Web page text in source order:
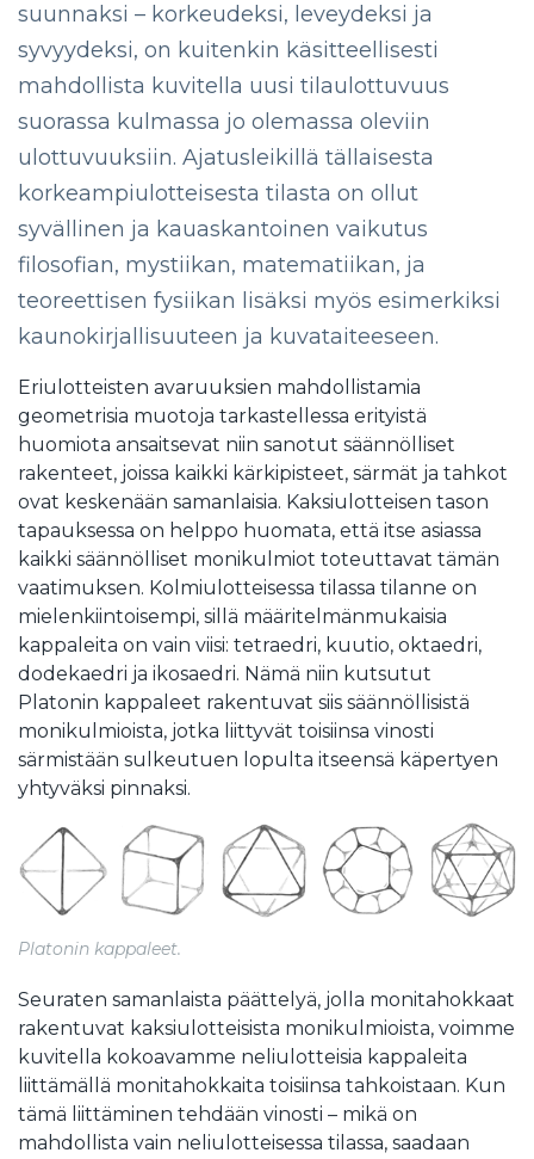
suunnaksi – korkeudeksi, leveydeksi ja
syvyydeksi, on kuitenkin käsitteellisesti
mahdollista kuvitella uusi tilaulottuvuus
suorassa kulmassa jo olemassa oleviin
ulottuvuuksiin. Ajatusleikillä tällaisesta
korkeampiulotteisesta tilasta on ollut
syvällinen ja kauaskantoinen vaikutus
filosofian, mystiikan, matematiikan, ja
teoreettisen fysiikan lisäksi myös esimerkiksi
kaunokirjallisuuteen ja kuvataiteeseen.
Eriulotteisten avaruuksien mahdollistamia
geometrisia muotoja tarkastellessa erityistä
huomiota ansaitsevat niin sanotut säännölliset
rakenteet, joissa kaikki kärkipisteet, särmät ja tahkot
ovat keskenään samanlaisia. Kaksiulotteisen tason
tapauksessa on helppo huomata, että itse asiassa
kaikki säännölliset monikulmiot toteuttavat tämän
vaatimuksen. Kolmiulotteisessa tilassa tilanne on
mielenkiintoisempi, sillä määritelmänmukaisia
kappaleita on vain viisi: tetraedri, kuutio, oktaedri,
dodekaedri ja ikosaedri. Nämä niin kutsutut
Platonin kappaleet rakentuvat siis säännöllisistä
monikulmioista, jotka liittyvät toisiinsa vinosti
särmistään sulkeutuen lopulta itseensä käpertyen
yhtyväksi pinnaksi.
Platonin kappaleet.
Seuraten samanlaista päättelyä, jolla monitahokkaat
rakentuvat kaksiulotteisista monikulmioista, voimme
kuvitella kokoavamme neliulotteisia kappaleita
liittämällä monitahokkaita toisiinsa tahkoistaan. Kun
tämä liittäminen tehdään vinosti – mikä on
mahdollista vain neliulotteisessa tilassa, saadaan